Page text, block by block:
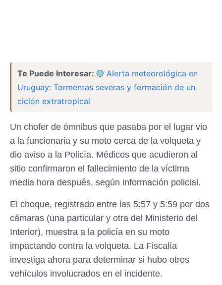
Te Puede Interesar: 🔴 Alerta meteorológica en
Uruguay: Tormentas severas y formación de un
ciclón extratropical
Un chofer de ómnibus que pasaba por el lugar vio
a la funcionaria y su moto cerca de la volqueta y
dio aviso a la Policía. Médicos que acudieron al
sitio confirmaron el fallecimiento de la víctima
media hora después, según información policial.
El choque, registrado entre las 5:57 y 5:59 por dos
cámaras (una particular y otra del Ministerio del
Interior), muestra a la policía en su moto
impactando contra la volqueta. La Fiscalía
investiga ahora para determinar si hubo otros
vehículos involucrados en el incidente.